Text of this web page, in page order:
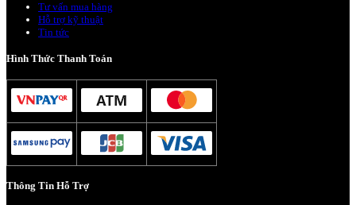
Tư vấn mua hàng
Hỗ trợ kỹ thuật
Tin tức
Hình Thức Thanh Toán
Thông Tin Hỗ Trợ